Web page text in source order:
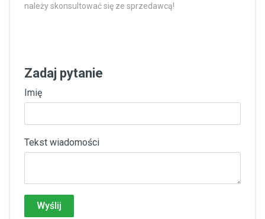
należy skonsultować się ze sprzedawcą!
Zadaj pytanie
Imię
Tekst wiadomości
Wyślij